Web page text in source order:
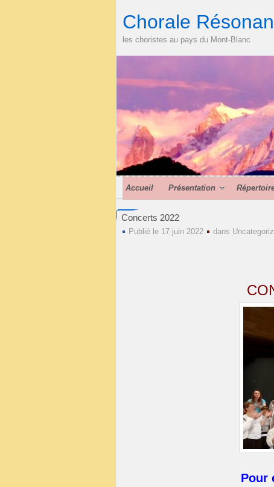
Chorale
les choristes au pays du Mont-Blanc
Accueil Présentation
Concerts 2022
Publié le 17 juin 2022 dans
Pour